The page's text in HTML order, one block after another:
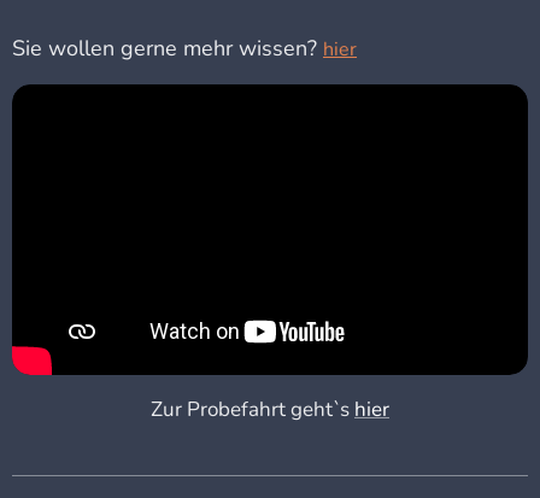
Sie wollen gerne mehr wissen? hier
Zur Probefahrt geht`s hier